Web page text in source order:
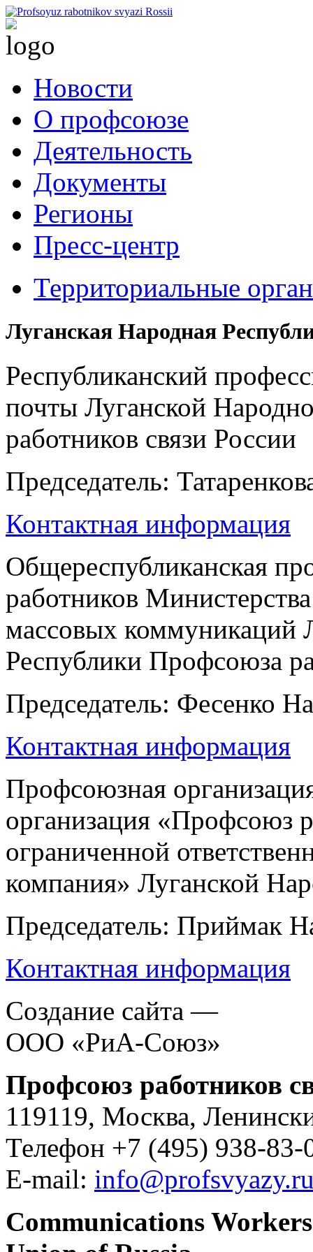
Новости
О профсоюзе
Деятельность
Документы
Регионы
Пресс-центр
Территориальные
Луганская Народная
Республиканский
почты Луганской
работников связи России
Председатель:
Контактная информация
Общереспубликанская
работников
массовых коммуникаций
Республики Профсоюза
Председатель: Фесенко
Контактная информация
Профсоюзная
организация «Профсоюз
ограниченной
компания» Луганской
Председатель: Приймак
Контактная информация
Создание сайта —
ООО «РиА-Союз»
Профсоюз работников
119119, Москва,
Телефон +7 (495) 938-
E-mail:
Communications Workers